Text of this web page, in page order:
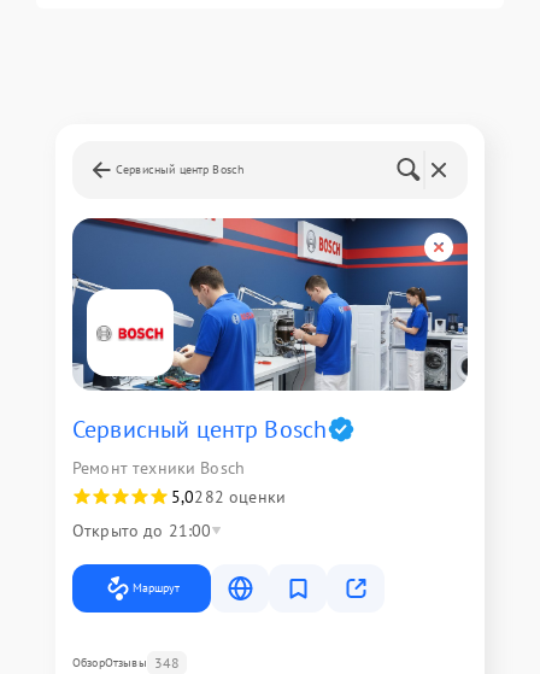
Сервисный центр Bosch
Сервисный центр Bosch
Ремонт техники Bosch
5,0282 оценки
Открыто до 21:00
Маршрут
ОбзорОтзывы 348